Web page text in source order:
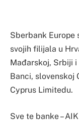
Sberbank Europe
svojih filijala u
Mađarskoj, Srbiji
Banci, slovenskoj
Cyprus Limitedu.
Sve te banke –